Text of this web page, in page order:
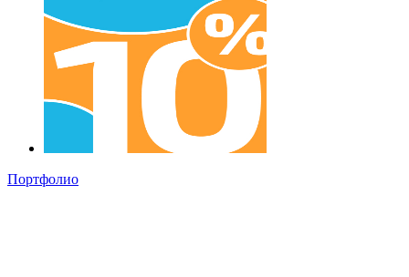
Портфолио